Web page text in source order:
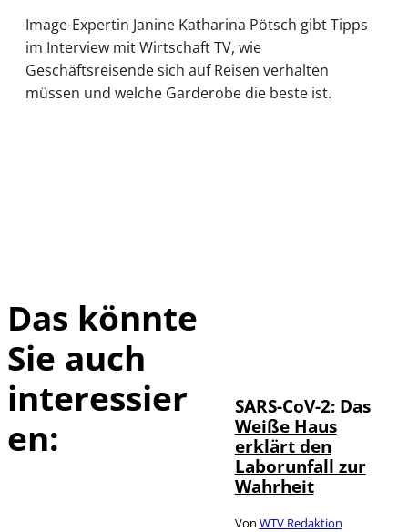
Image-Expertin Janine Katharina Pötsch gibt Tipps
im Interview mit Wirtschaft TV, wie
Geschäftsreisende sich auf Reisen verhalten
müssen und welche Garderobe die beste ist.
Das könnte
Sie auch
interessier
en:
SARS-CoV-2: Das
Weiße Haus
erklärt den
Laborunfall zur
Wahrheit
Von WTV Redaktion